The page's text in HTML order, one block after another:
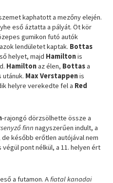
kaphatott a mezőny elején.
eső áztatta a pályát. Öt kör
gumikon futó autók
lendületet kaptak. Bottas
helyet, majd Hamiltonis
Hamiltonaz élen, Bottasa
utánuk. Max Verstappenis
helyre verekedte fel a Red
-rajongó dörzsölhette össze a
finn nagyszerűen indult, a
később erőtlen autójával nem
pont nélkül, a 11. helyen ért
a futamon. Afiatal kanadai